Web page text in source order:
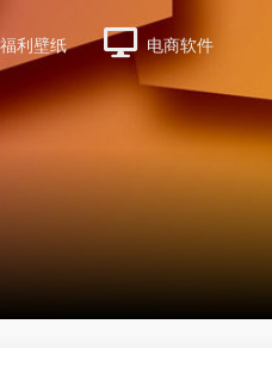
福利壁纸 电商软件